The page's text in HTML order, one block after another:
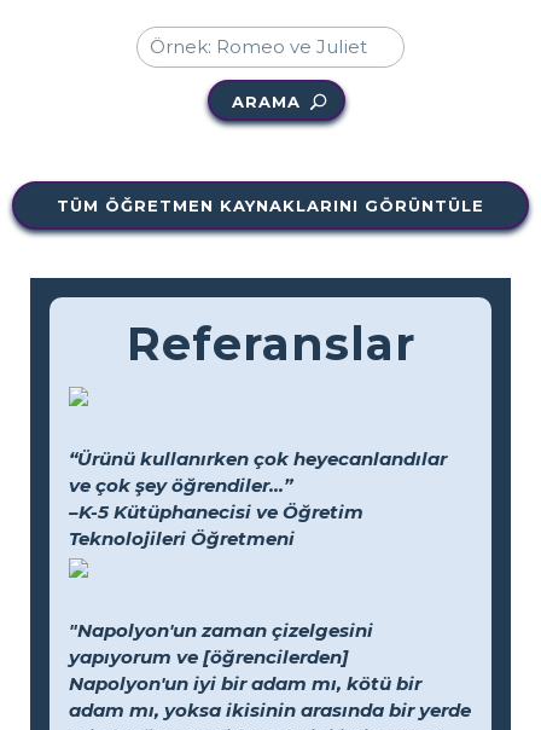
ARAMA
TÜM ÖĞRETMEN KAYNAKLARINI GÖRÜNTÜLE
Referanslar
“Ürünü kullanırken çok heyecanlandılar
ve çok şey öğrendiler...”
–K-5 Kütüphanecisi ve Öğretim
Teknolojileri Öğretmeni
"Napolyon'un zaman çizelgesini
yapıyorum ve [öğrencilerden]
Napolyon'un iyi bir adam mı, kötü bir
adam mı, yoksa ikisinin arasında bir yerde